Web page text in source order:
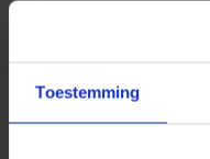
Toestemming